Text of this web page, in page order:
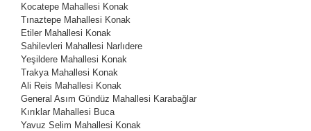
Kocatepe Mahallesi Konak
Tınaztepe Mahallesi Konak
Etiler Mahallesi Konak
Sahilevleri Mahallesi Narlıdere
Yeşildere Mahallesi Konak
Trakya Mahallesi Konak
Ali Reis Mahallesi Konak
General Asım Gündüz Mahallesi Karabağlar
Kırıklar Mahallesi Buca
Yavuz Selim Mahallesi Konak